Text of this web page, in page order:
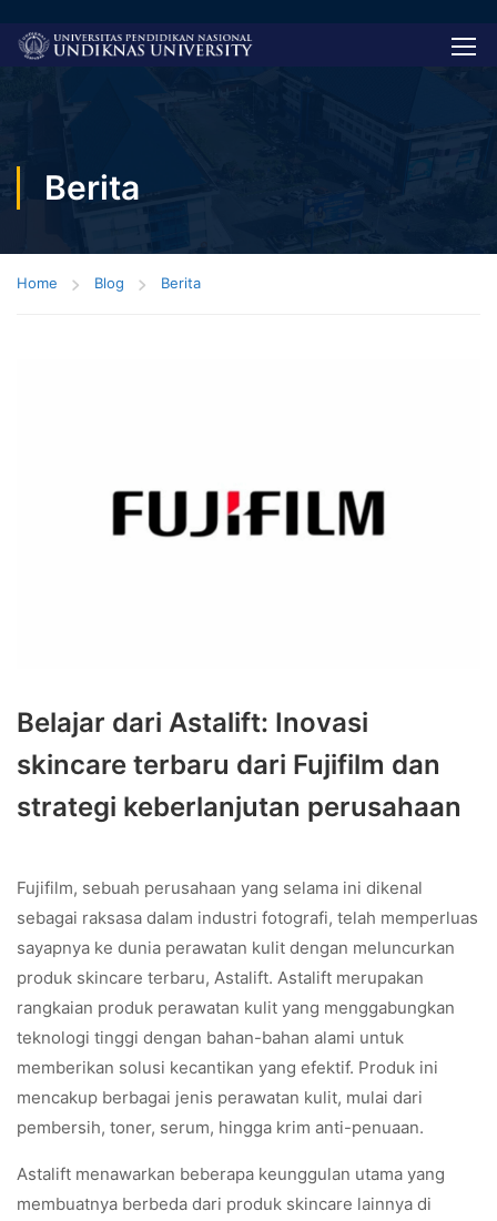
Berita
Home Blog Berita
Belajar dari Astalift: Inovasi
skincare terbaru dari Fujifilm dan
strategi keberlanjutan perusahaan
Fujifilm, sebuah perusahaan yang selama ini dikenal
sebagai raksasa dalam industri fotografi, telah memperluas
sayapnya ke dunia perawatan kulit dengan meluncurkan
produk skincare terbaru, Astalift. Astalift merupakan
rangkaian produk perawatan kulit yang menggabungkan
teknologi tinggi dengan bahan-bahan alami untuk
memberikan solusi kecantikan yang efektif. Produk ini
mencakup berbagai jenis perawatan kulit, mulai dari
pembersih, toner, serum, hingga krim anti-penuaan.
Astalift menawarkan beberapa keunggulan utama yang
membuatnya berbeda dari produk skincare lainnya di